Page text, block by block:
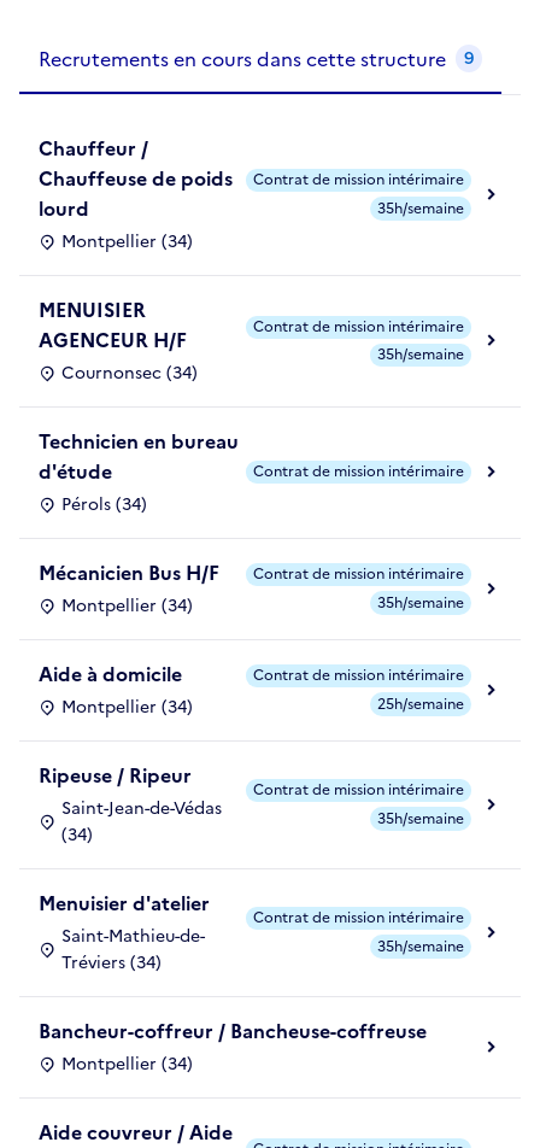
Recrutements en cours dans cette structure 9
Chauffeur /
Chauffeuse de poids
lourd
Montpellier (34)
Contrat de mission intérimaire
35h/semaine
MENUISIER
AGENCEUR H/F
Cournonsec (34)
Contrat de mission intérimaire
35h/semaine
Technicien en bureau
d'étude
Pérols (34)
Contrat de mission intérimaire
Mécanicien Bus H/F
Montpellier (34)
Contrat de mission intérimaire
35h/semaine
Aide à domicile
Montpellier (34)
Contrat de mission intérimaire
25h/semaine
Ripeuse / Ripeur
Saint-Jean-de-Védas
(34)
Contrat de mission intérimaire
35h/semaine
Menuisier d'atelier
Saint-Mathieu-de-
Tréviers (34)
Contrat de mission intérimaire
35h/semaine
Bancheur-coffreur / Bancheuse-coffreuse
Montpellier (34)
Aide couvreur / Aide